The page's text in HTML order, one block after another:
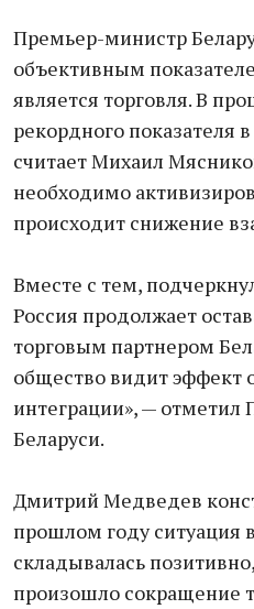
Премьер-министр
объективным
является торговля. В
рекордного показателя
считает Михаил
необходимо
происходит снижение
Вместе с тем,
Россия продолжает
торговым партнером
общество видит эффект
интеграции», —
Беларуси.
Дмитрий Медведев
прошлом году ситуация
складывалась
произошло сокращение